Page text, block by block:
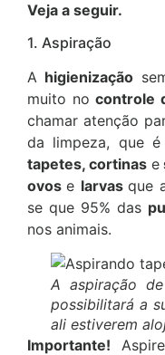
Veja a seguir.
1. Aspiração
A higienização
muito nocontrole
chamar atenção
da limpeza, que
tapetes, cortinas e
ovose larvasque
se que 95% das
nos animais.
A aspiração
possibilitará a
ali estiverem
Importante!